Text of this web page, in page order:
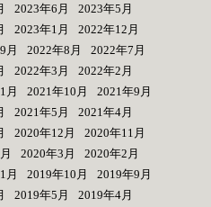
2023年6月
2023年5月
2023年1月
2022年12月
月 2022年8月
2022年7月
2022年3月
2022年2月
月 2021年10月
2021年9月
2021年5月
2021年4月
2020年12月
2020年11月
2020年3月
2020年2月
月 2019年10月
2019年9月
2019年5月
2019年4月